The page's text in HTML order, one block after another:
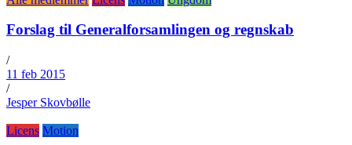
Forslag til Generalforsamlingen og regnskab
/
11 feb 2015
/
Jesper Skovbølle
Licens Motion